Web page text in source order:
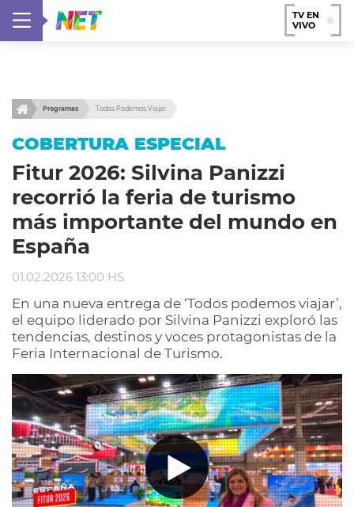
TV EN
VIVO
Programas Todos Podemos Viajar
COBERTURA ESPECIAL
Fitur 2026: Silvina Panizzi
recorrió la feria de turismo
más importante del mundo en
España
01.02.2026 13:00 HS
En una nueva entrega de ‘Todos podemos viajar’,
el equipo liderado por Silvina Panizzi exploró las
tendencias, destinos y voces protagonistas de la
Feria Internacional de Turismo.